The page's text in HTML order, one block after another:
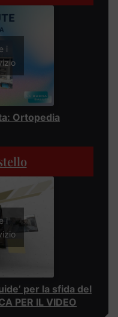
i
Ortopedia
i
per la sfida del
PER IL VIDEO